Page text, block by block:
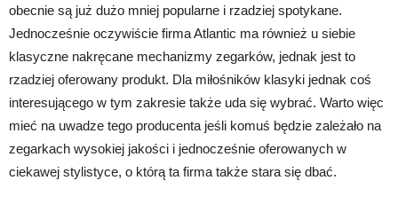
obecnie są już dużo mniej popularne i rzadziej spotykane.
Jednocześnie oczywiście firma Atlantic ma również u siebie
klasyczne nakręcane mechanizmy zegarków, jednak jest to
rzadziej oferowany produkt. Dla miłośników klasyki jednak coś
interesującego w tym zakresie także uda się wybrać. Warto więc
mieć na uwadze tego producenta jeśli komuś będzie zależało na
zegarkach wysokiej jakości i jednocześnie oferowanych w
ciekawej stylistyce, o którą ta firma także stara się dbać.